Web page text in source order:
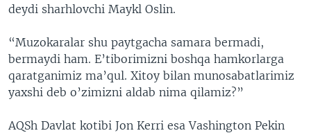
deydi sharhlovchi Maykl Oslin.
“Muzokaralar shu paytgacha samara bermadi,
bermaydi ham. E’tiborimizni boshqa hamkorlarga
qaratganimiz ma’qul. Xitoy bilan munosabatlarimiz
yaxshi deb o’zimizni aldab nima qilamiz?”
AQSh Davlat kotibi Jon Kerri esa Vashington Pekin